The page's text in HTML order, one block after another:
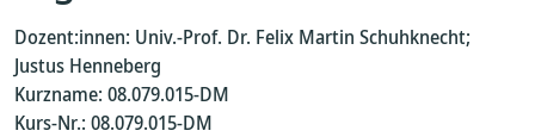
Dozent:innen: Univ.-Prof. Dr. Felix Martin Schuhknecht;
Justus Henneberg
Kurzname: 08.079.015-DM
Kurs-Nr.: 08.079.015-DM